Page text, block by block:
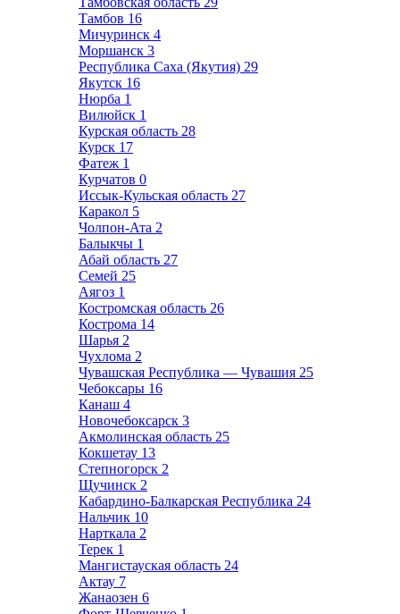
Тамбов 16
Мичуринск 4
Моршанск 3
Республика Саха (Якутия) 29
Якутск 16
Нюрба 1
Вилюйск 1
Курская область 28
Курск 17
Фатеж 1
Курчатов 0
Иссык-Кульская область 27
Каракол 5
Чолпон-Ата 2
Балыкчы 1
Абай область 27
Семей 25
Аягоз 1
Костромская область 26
Кострома 14
Шарья 2
Чухлома 2
Чувашская Республика — Чувашия 25
Чебоксары 16
Канаш 4
Новочебоксарск 3
Акмолинская область 25
Кокшетау 13
Степногорск 2
Щучинск 2
Кабардино-Балкарская Республика 24
Нальчик 10
Нарткала 2
Терек 1
Мангистауская область 24
Актау 7
Жанаозен 6